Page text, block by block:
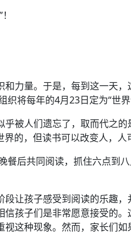
力量。于是，每到这一天
将每年的4月23日定为“世界
被人们遗忘了，取而代之
的，但读书可以改变人，人
餐后共同阅读，抓住六点到
让孩子感受到阅读的乐趣
孩子们是非常愿意接受的
这种现象。然而，家长们